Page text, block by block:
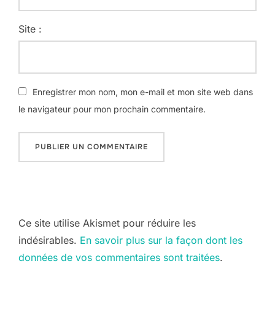
Site :
Enregistrer mon nom, mon e-mail et mon site web dans
le navigateur pour mon prochain commentaire.
Ce site utilise Akismet pour réduire les
indésirables. En savoir plus sur la façon dont les
données de vos commentaires sont traitées.